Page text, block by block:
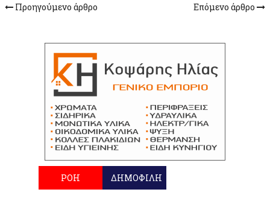
Προηγούμενο άρθρο Επόμενο άρθρο
ΡΟΗ ΔΗΜΟΦΙΛΗ